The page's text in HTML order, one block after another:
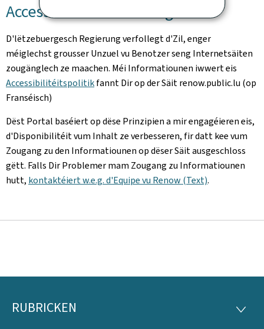
Accessibilitéitserklärung
D'lëtzebuergesch Regierung verfollegt d'Zil, enger
méiglechst grousser Unzuel vu Benotzer seng Internetsäiten
zougänglech ze maachen. Méi Informatiounen iwwert eis
Accessibilitéitspolitikfannt Dir op der Säit renow.public.lu (op
Franséisch)
Dëst Portal baséiert op dëse Prinzipien a mir engagéieren eis,
d'Disponibilitéit vum Inhalt ze verbesseren, fir datt kee vum
Zougang zu den Informatiounen op dëser Säit ausgeschloss
gëtt. Falls Dir Problemer mam Zougang zu Informatiounen
hutt, kontaktéiert w.e.g. d'Equipe vu Renow (Text).
Fousszeil
RUBRICKEN